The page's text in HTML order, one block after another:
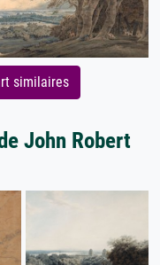
similaires
John Robert